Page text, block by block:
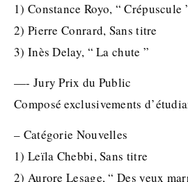
1) Constance Royo, “ Crépuscule
2) Pierre Conrard, Sans titre
3) Inès Delay, “ La chute ”
—- Jury Prix du Public
Composé exclusivements
– Catégorie Nouvelles
1) Leïla Chebbi, Sans titre
2) Aurore Lesage, “ Des yeux